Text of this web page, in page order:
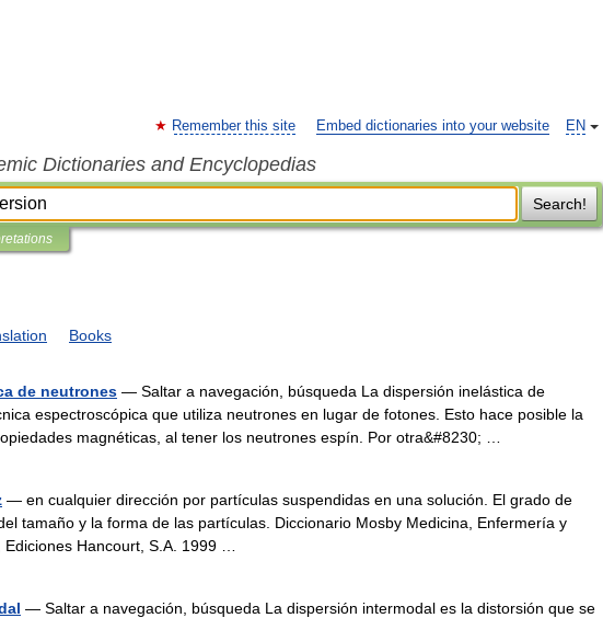
EN
Remember this site Embed dictionaries into your website
Dictionaries and Encyclopedias
Search!
Books
de neutrones — Saltar a navegación, búsqueda La dispersión inelástica de
espectroscópica que utiliza neutrones en lugar de fotones. Esto hace posible la
magnéticas, al tener los neutrones espín. Por otra&#8230; …
— en cualquier dirección por partículas suspendidas en una solución. El grado de
tamaño y la forma de las partículas. Diccionario Mosby Medicina, Enfermería y
Hancourt, S.A. 1999 …
— Saltar a navegación, búsqueda La dispersión intermodal es la distorsión que se